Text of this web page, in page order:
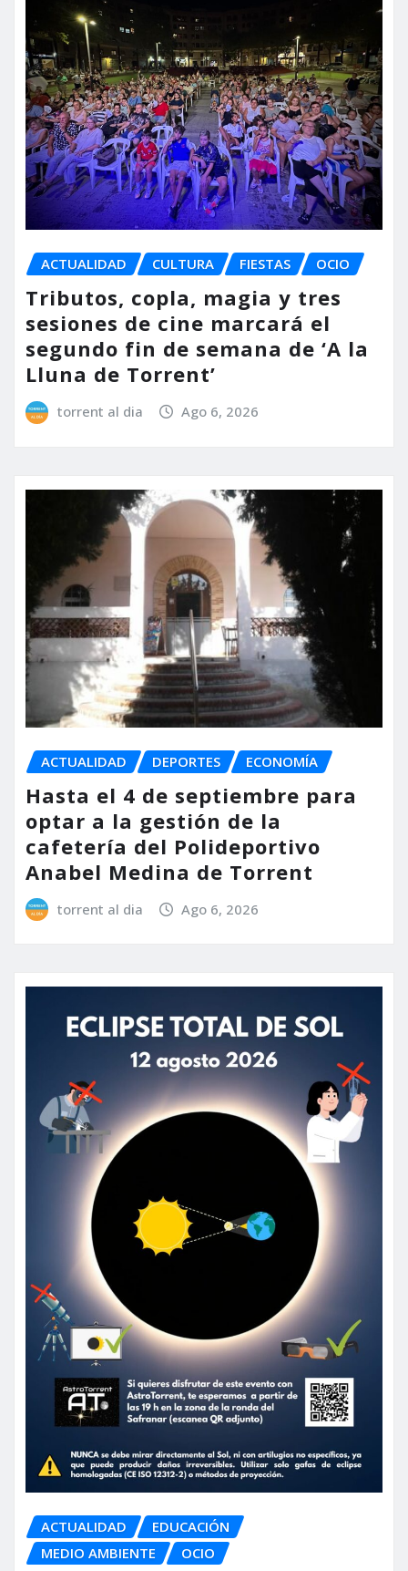
ACTUALIDAD CULTURA FIESTAS OCIO
Tributos, copla, magia y tres
sesiones de cine marcará el
segundo fin de semana de ‘A la
Lluna de Torrent’
torrent al dia Ago 6, 2026
ACTUALIDAD DEPORTES ECONOMÍA
Hasta el 4 de septiembre para
optar a la gestión de la
cafetería del Polideportivo
Anabel Medina de Torrent
torrent al dia Ago 6, 2026
ACTUALIDAD
EDUCACIÓN
MEDIO AMBIENTE
OCIO